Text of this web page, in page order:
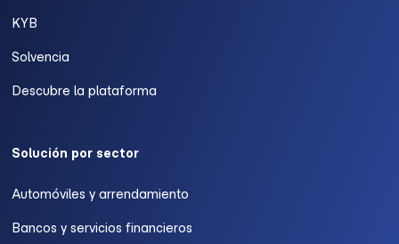
KYB
Solvencia
Descubre la plataforma
Solución por sector
Automóviles y arrendamiento
Bancos y servicios financieros